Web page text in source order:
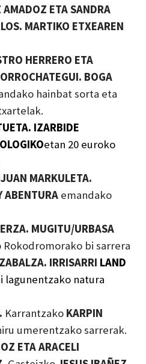
AMADOZ ETA SANDRA
MARTIKO ETXEAREN
HERRERO ETA
BOGA
hainbat sorta eta
IZARBIDE
etan 20 euroko
MARKULETA.
ABENTURA emandako
MUGITU/URBASA
Rokodromorako bi sarrera
IRRISARRI LAND
lagunentzako natura
Karrantzako KARPIN
umerentzako sarrerak.
ETA ARACELI